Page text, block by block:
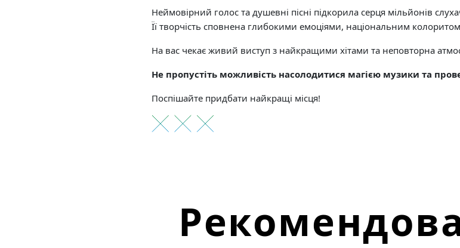
Неймовірний голос та душевні пісні підкорила серця мільйонів
Її творчість сповнена глибокими емоціями, національним
На вас чекає живий виступ з найкращими хітами та неповторна
Не пропустіть можливість насолодитися магією музики та
Поспішайте придбати найкращі місця!